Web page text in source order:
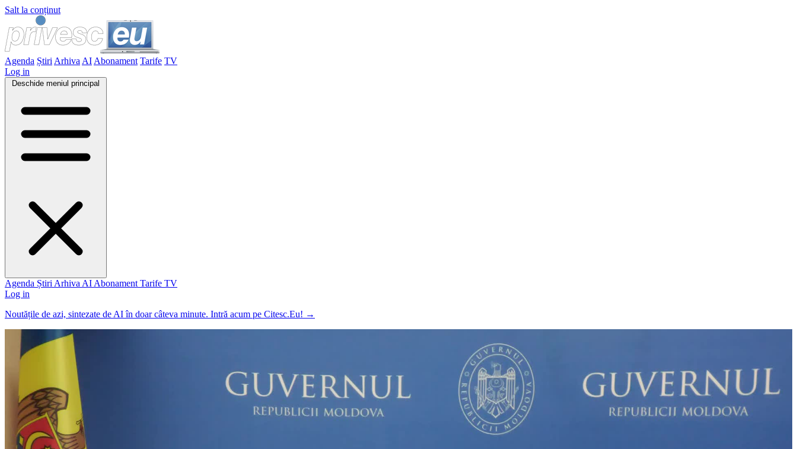
Salt la conținut
Agenda Știri Arhiva AI Abonament Tarife TV
Log in
Deschide meniul principal
Agenda Știri Arhiva AI Abonament Tarife TV
Log in
Noutățile de azi, sintezate de AI în doar câteva minute. Intră acum pe Citesc.Eu! →